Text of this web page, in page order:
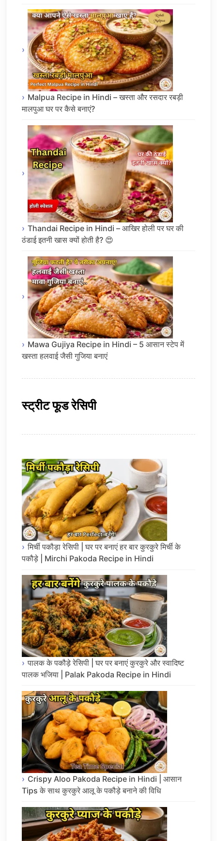
Malpua Recipe in Hindi – खस्ता और रसदार रबड़ी
मालपुआ घर पर कैसे बनाएं?
Thandai Recipe in Hindi – आखिर होली पर घर की
ठंडाई इतनी खास क्यों होती है? 😍
Mawa Gujiya Recipe in Hindi – 5 आसान स्टेप में
खस्ता हलवाई जैसी गुजिया बनाएं
स्ट्रीट फूड रेसिपी
मिर्ची पकौड़ा रेसिपी | घर पर बनाएं हर बार कुरकुरे मिर्ची के
पकौड़े | Mirchi Pakoda Recipe in Hindi
पालक के पकौड़े रेसिपी | घर पर बनाएं कुरकुरे और स्वादिष्ट
पालक भजिया | Palak Pakoda Recipe in Hindi
Crispy Aloo Pakoda Recipe in Hindi | आसान
Tips के साथ कुरकुरे आलू के पकौड़े बनाने की विधि